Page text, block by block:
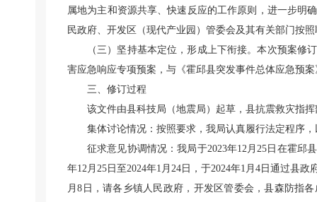
属地为主和资源共享、快速反应的工作原则，进一步明
民政府、开发区（现代产业园）管委会及其有关部门按
（三）坚持基本定位，形成上下衔接。本次预案修
害应急响应专项预案，与《霍邱县突发事件总体应急预
三、修订过程
该文件由县科技局（地震局）起草，县抗震救灾指
集体讨论情况：按照要求，我局认真履行法定程序
征求意见协调情况：我局于2023年12月25日在霍邱
年12月25日至2024年1月24日，于2024年1月4日通过县
月8日，请各乡镇人民政府，开发区管委会，县森防指